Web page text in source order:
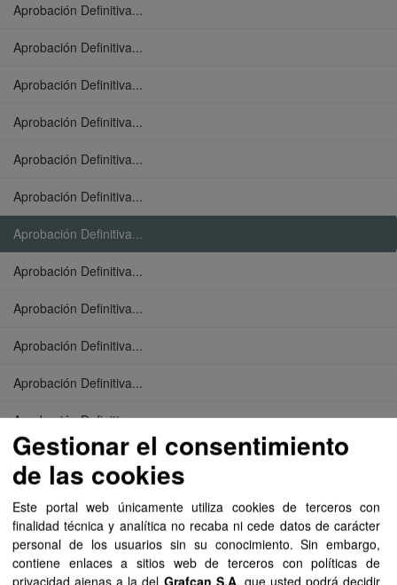
Aprobación Definitiva...
Aprobación Definitiva...
Aprobación Definitiva...
Aprobación Definitiva...
Aprobación Definitiva...
Aprobación Definitiva...
Aprobación Definitiva...
Aprobación Definitiva...
Aprobación Definitiva...
Aprobación Definitiva...
Aprobación Definitiva...
Aprobación Definitiva...
Aprobación Definitiva...
Aprobación Definitiva...
Aprobación Definitiva...
Gestionar el consentimiento
de las cookies
Este portal web únicamente utiliza cookies de terceros con
finalidad técnica y analítica no recaba ni cede datos de carácter
personal de los usuarios sin su conocimiento. Sin embargo,
contiene enlaces a sitios web de terceros con políticas de
privacidad ajenas a la del Grafcan S.A, que usted podrá decidir